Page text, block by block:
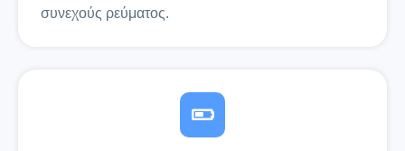
συνεχούς ρεύματος.